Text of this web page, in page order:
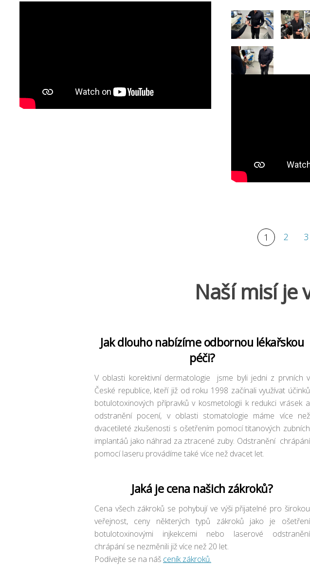
1 2 3
Naší misí je
Jak dlouho nabízíme odbornou lékařskou
péči?
V oblasti korektivní dermatologie jsme byli jedni z prvních v
České republice, kteří již od roku 1998 začínali využívat účinků
botulotoxinových přípravků v kosmetologii k redukci vrásek a
odstranění pocení, v oblasti stomatologie máme více než
dvacetileté zkušenosti s ošetřením pomocí titanových zubních
implantáů jako náhrad za ztracené zuby. Odstranění chrápání
pomocí laseru provádíme také více než dvacet let.
Jaká je cena našich zákroků?
Cena všech zákroků se pohybují ve výši přijatelné pro širokou
veřejnost, ceny některých typů zákroků jako je ošetření
botulotoxinovými injkekcemi nebo laserové odstranění
chrápání se nezměnili již více než 20 let.
Podívejte se na náš ceník zákroků.